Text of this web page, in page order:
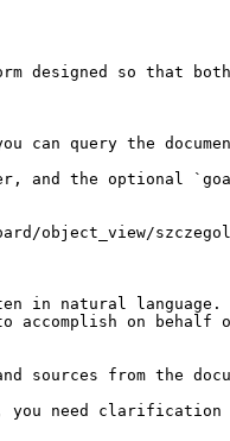
designed so that
query the
and the optional
object_view/
in natural language.
on
sources from the
you need